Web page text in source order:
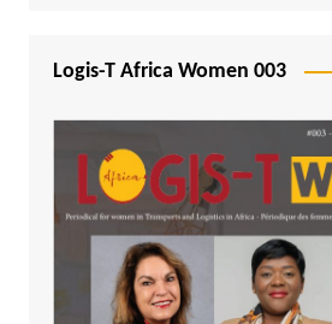
Logis-T Africa Women 003